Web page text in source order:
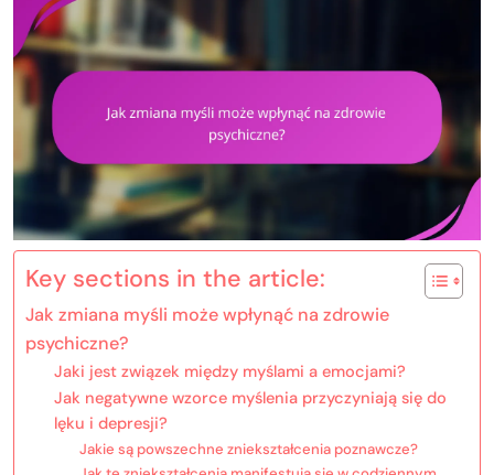
Key sections in the article:
Jak zmiana myśli może wpłynąć na zdrowie
psychiczne?
Jaki jest związek między myślami a emocjami?
Jak negatywne wzorce myślenia przyczyniają się do
lęku i depresji?
Jakie są powszechne zniekształcenia poznawcze?